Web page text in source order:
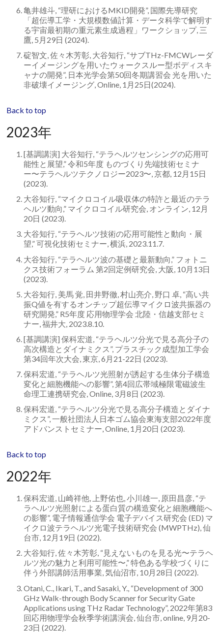
亀井雄斗, “理研におけるMKID開発”, 国際先導研究
「超伝導工学・大規模数値計算・データ科学で解明す
る宇宙最初期の重元素生成過程」ワークショップ, 三
鷹, 5月29日 (2024).
碇智文, 佐々木芳彰, 大谷知行, “サブTHz-FMCWレーダ
ーイメージングを用いたウォークスルー型ボディスキ
ャナの開発”, 日本光学会第50回冬期講習会 光を用いた
非破壊イメージング, Online, 1月25日(2024).
Back to top
2023年
[基調講演] 大谷知行, “テラヘルツセンシングの応用可
能性と展望,” 令和5年度 ものづくり先端技術セミナ
ー〜テラヘルツテクノロジー2023〜, 京都, 12月15日
(2023).
大谷知行, “マイクロコイル吸収体の特許と最近のテラ
ヘルツ動向,” マイクロコイル研究会, オンライン, 12月
20日 (2023).
大谷知行, “テラヘルツ技術の応用可能性と動向・展
望,” 可視化技術セミナー, 横浜, 2023.11.7.
大谷知行, “テラヘルツ波の基礎と最新動向,” フォトニ
クス技術フォーラム 第2回定例研究会, 大阪, 10月13日
(2023).
大谷知行, 美馬 覚, 田井野徹, 村山亮介, 野口 卓, “高い共
振Q値を有するオンチップ超伝導マイクロ波共振器の
研究開発,” R5年度 応用物理学会 北陸・信越支部セミ
ナー, 福井大, 2023.8.10.
[基調講演] 保科宏道, “テラヘルツ分光で見る高分子の
高次構造とダイナミクス”, プラスチック成型加工学会
第34回年次大会, 東京, 6月21-22日 (2023).
保科宏道, “テラヘルツ光照射が誘起する生体分子構造
変化と細胞機能への影響”, 第4回広帯域極限電磁波生
命理工連携研究会, Online, 3月8日 (2023).
保科宏道, “テラヘルツ分光で見る高分子構造とダイナ
ミクス”, 一般社団法人日本ゴム協会東海支部2022年度
アドバンストセミナー, Online, 1月20日 (2023).
Back to top
2022年
保科宏道, 山崎祥他, 上野佑也, 小川雄一, 原田昌彦, “テ
ラヘルツ光照射による蛋白質の構造変化と細胞機能へ
の影響”, 電子情報通信学会 電子デバイス研究会 (ED) マ
イクロ波テラヘルツ光電子技術研究会 (MWPTHz), 仙
台市, 12月19日 (2022).
大谷知行, 佐々木芳彰, “見えないものを見る光〜テラヘ
ルツ光の魅力と利用可能性〜,” 特色ある学校づくりに
伴う外部講師活用事業, 気仙沼市, 10月28日 (2022).
Otani, C., Ikari, T., and Sasaki, Y., “Development of 300
GHz Walk-through Body Scanner for Security Gate
Applications using THz Radar Technology”, 2022年第83
回応用物理学会秋季学術講演会, 仙台市, online, 9月20-
23日 (2022).